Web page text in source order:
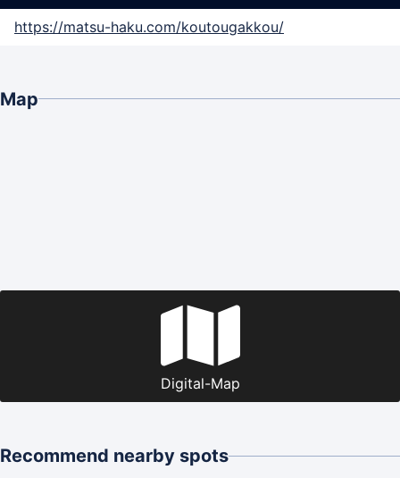
https://matsu-haku.com/koutougakkou/
Map
Digital-Map
Recommend nearby spots